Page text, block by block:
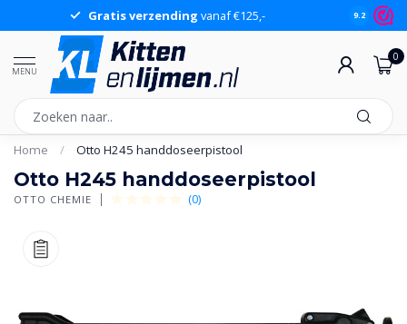
Gratis verzending vanaf €125,- 9.2
MENU
0
Home / Otto H245 handdoseerpistool
Otto H245 handdoseerpistool
OTTO CHEMIE (0)